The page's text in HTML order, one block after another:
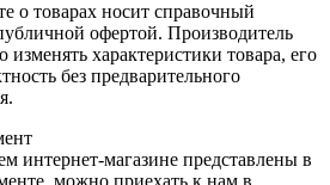
о товарах носит справочный
офертой. Производитель
изменять характеристики товара, его
без предварительного
интернет-магазине представлены в